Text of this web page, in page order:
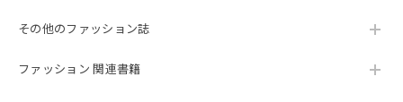
その他のファッション誌
ファッション 関連書籍